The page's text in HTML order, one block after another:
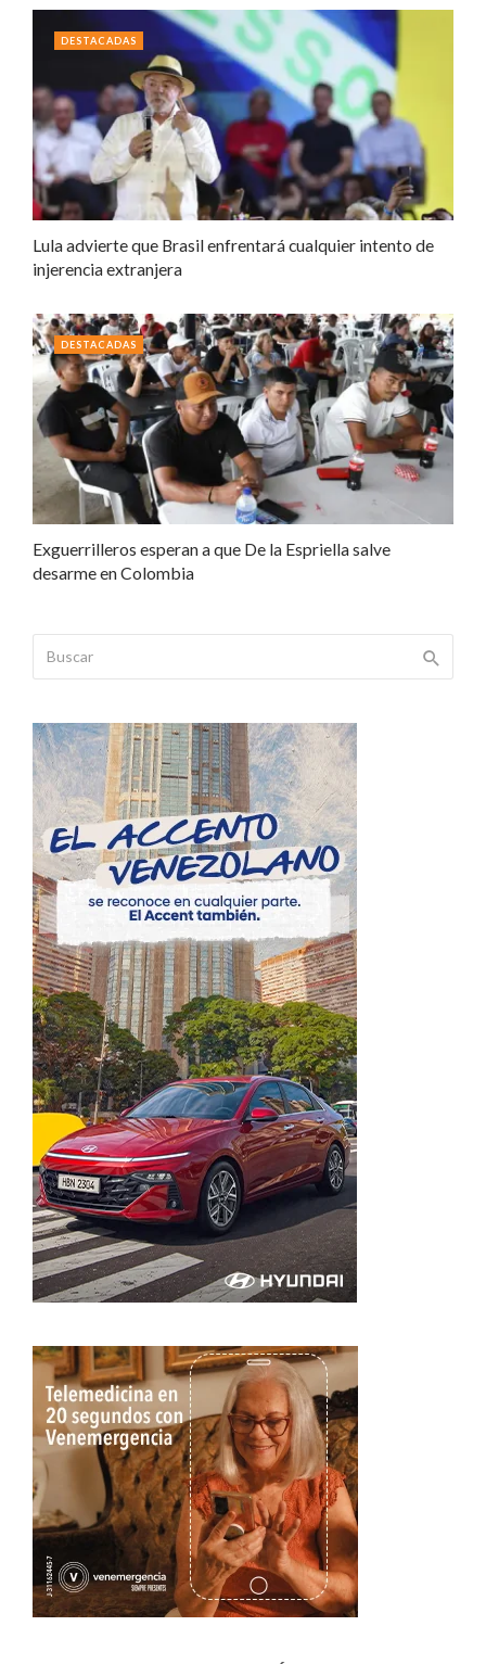
Lula advierte que Brasil enfrentará cualquier intento de
injerencia extranjera
DESTACADAS
Exguerrilleros esperan a que De la Espriella salve
desarme en Colombia
DESTACADAS